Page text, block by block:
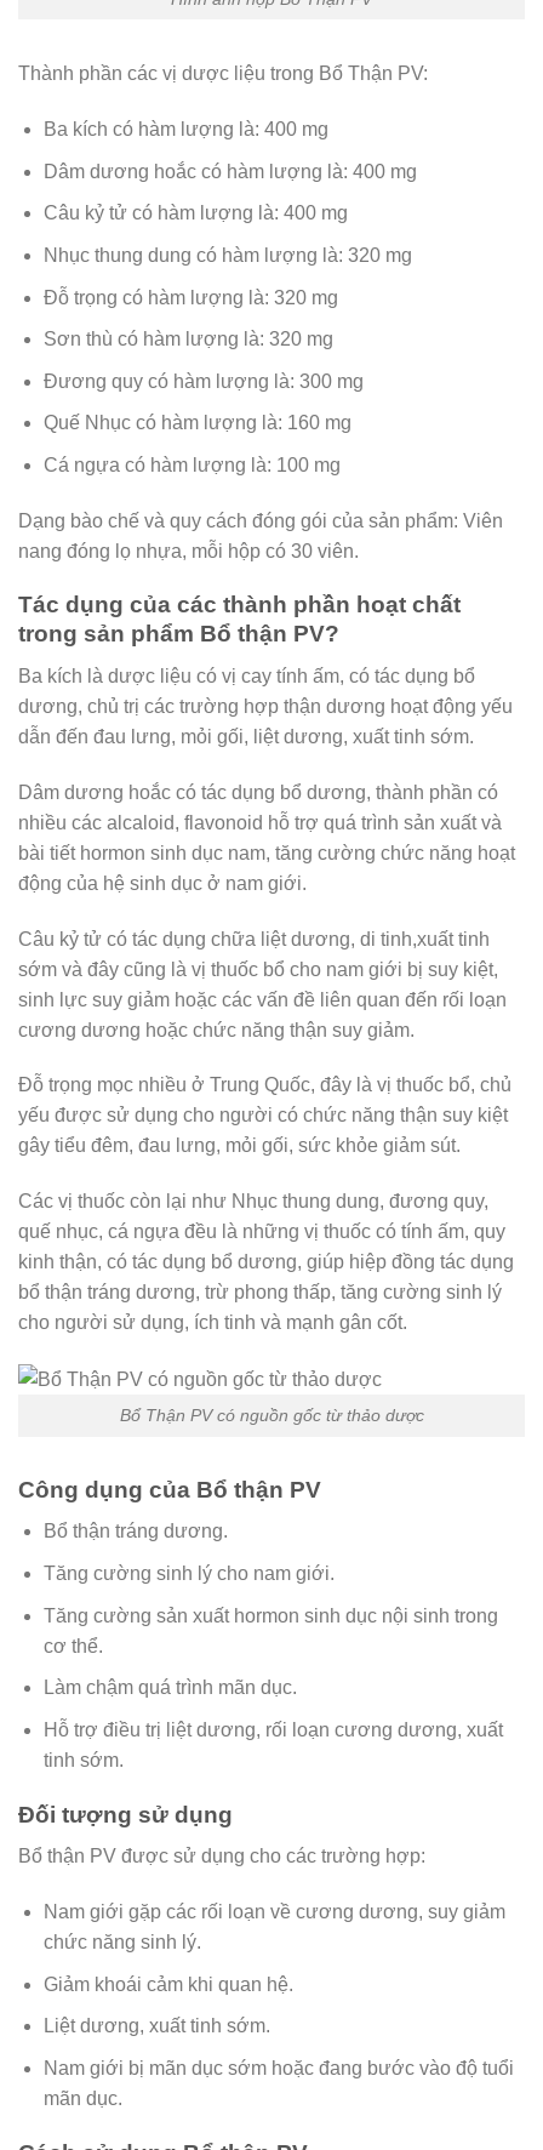
Thành phần các vị dược liệu trong Bổ Thận PV:
Ba kích có hàm lượng là: 400 mg
Dâm dương hoắc có hàm lượng là: 400 mg
Câu kỷ tử có hàm lượng là: 400 mg
Nhục thung dung có hàm lượng là: 320 mg
Đỗ trọng có hàm lượng là: 320 mg
Sơn thù có hàm lượng là: 320 mg
Đương quy có hàm lượng là: 300 mg
Quế Nhục có hàm lượng là: 160 mg
Cá ngựa có hàm lượng là: 100 mg
Dạng bào chế và quy cách đóng gói của sản phẩm: Viên
nang đóng lọ nhựa, mỗi hộp có 30 viên.
Tác dụng của các thành phần hoạt chất
trong sản phẩm Bổ thận PV?
Ba kích là dược liệu có vị cay tính ấm, có tác dụng bổ
dương, chủ trị các trường hợp thận dương hoạt động yếu
dẫn đến đau lưng, mỏi gối, liệt dương, xuất tinh sớm.
Dâm dương hoắc có tác dụng bổ dương, thành phần có
nhiều các alcaloid, flavonoid hỗ trợ quá trình sản xuất và
bài tiết hormon sinh dục nam, tăng cường chức năng hoạt
động của hệ sinh dục ở nam giới.
Câu kỷ tử có tác dụng chữa liệt dương, di tinh,xuất tinh
sớm và đây cũng là vị thuốc bổ cho nam giới bị suy kiệt,
sinh lực suy giảm hoặc các vấn đề liên quan đến rối loạn
cương dương hoặc chức năng thận suy giảm.
Đỗ trọng mọc nhiều ở Trung Quốc, đây là vị thuốc bổ, chủ
yếu được sử dụng cho người có chức năng thận suy kiệt
gây tiểu đêm, đau lưng, mỏi gối, sức khỏe giảm sút.
Các vị thuốc còn lại như Nhục thung dung, đương quy,
quế nhục, cá ngựa đều là những vị thuốc có tính ấm, quy
kinh thận, có tác dụng bổ dương, giúp hiệp đồng tác dụng
bổ thận tráng dương, trừ phong thấp, tăng cường sinh lý
cho người sử dụng, ích tinh và mạnh gân cốt.
Bổ Thận PV có nguồn gốc từ thảo dược
Công dụng của Bổ thận PV
Bổ thận tráng dương.
Tăng cường sinh lý cho nam giới.
Tăng cường sản xuất hormon sinh dục nội sinh trong
cơ thể.
Làm chậm quá trình mãn dục.
Hỗ trợ điều trị liệt dương, rối loạn cương dương, xuất
tinh sớm.
Đối tượng sử dụng
Bổ thận PV được sử dụng cho các trường hợp:
Nam giới gặp các rối loạn về cương dương, suy giảm
chức năng sinh lý.
Giảm khoái cảm khi quan hệ.
Liệt dương, xuất tinh sớm.
Nam giới bị mãn dục sớm hoặc đang bước vào độ tuổi
mãn dục.